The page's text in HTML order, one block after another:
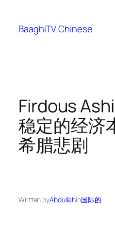
content
BaaghiTV Chinese
Firdous
稳定的经济
希腊悲剧
Written byAbdullahin国际的